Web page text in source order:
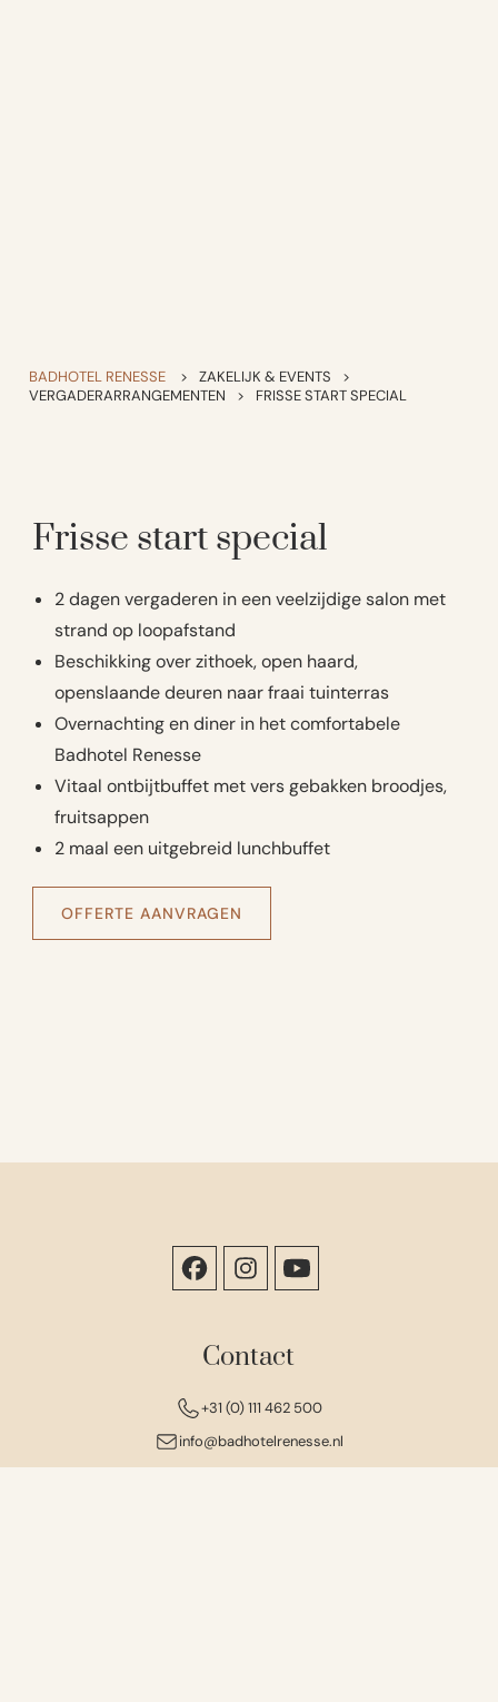
BADHOTEL RENESSE > ZAKELIJK & EVENTS
>
VERGADERARRANGEMENTEN
> FRISSE START SPECIAL
Frisse start special
2 dagen vergaderen in een veelzijdige salon met
strand op loopafstand
Beschikking over zithoek, open haard,
openslaande deuren naar fraai tuinterras
Overnachting en diner in het comfortabele
Badhotel Renesse
Vitaal ontbijtbuffet met vers gebakken broodjes,
fruitsappen
2 maal een uitgebreid lunchbuffet
OFFERTE AANVRAGEN
Contact
+31 (0) 111 462 500
info@badhotelrenesse.nl